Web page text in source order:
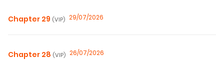
Chapter 29 (VIP) 29/07/2026
Chapter 28 (VIP) 26/07/2026